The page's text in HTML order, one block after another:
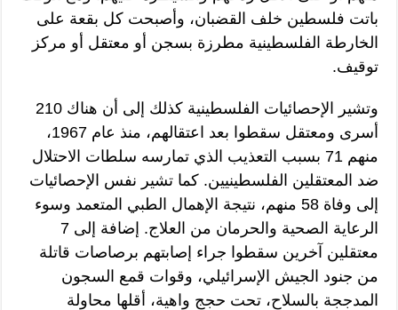
باتت فلسطين خلف القضبان، وأصبحت كل بقعة على
الخارطة الفلسطينية مطرزة بسجن أو معتقل أو مركز
توقيف.
وتشير الإحصائيات الفلسطينية كذلك إلى أن هناك 210
أسرى ومعتقل سقطوا بعد اعتقالهم، منذ عام 1967،
منهم 71 بسبب التعذيب الذي تمارسه سلطات الاحتلال
ضد المعتقلين الفلسطينيين. كما تشير نفس الإحصائيات
إلى وفاة 58 منهم، نتيجة الإهمال الطبي المتعمد وسوء
الرعاية الصحية والحرمان من العلاج. إضافة إلى 7
معتقلين آخرين سقطوا جراء إصابتهم برصاصات قاتلة
من جنود الجيش الإسرائيلي، وقوات قمع السجون
المدججة بالسلاح، تحت حجج واهية، أقلها محاولة